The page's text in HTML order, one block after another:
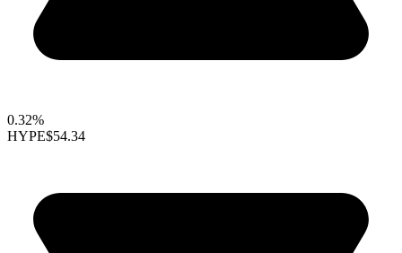
0.32%
HYPE$54.34